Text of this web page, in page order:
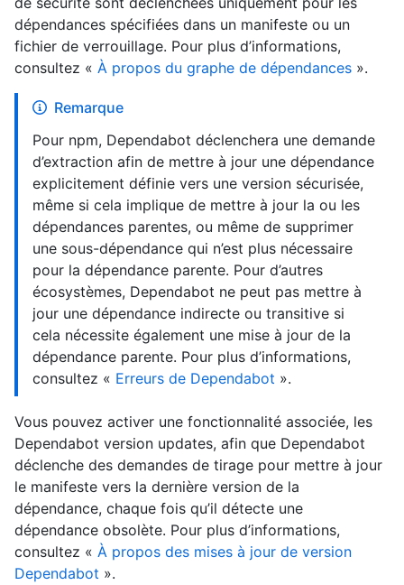
dépendances spécifiées dans un manifeste ou un
fichier de verrouillage. Pour plus d’informations,
consultez « À propos du graphe de dépendances ».
Remarque
Pour npm, Dependabot déclenchera une demande
d’extraction afin de mettre à jour une dépendance
explicitement définie vers une version sécurisée,
même si cela implique de mettre à jour la ou les
dépendances parentes, ou même de supprimer
une sous-dépendance qui n’est plus nécessaire
pour la dépendance parente. Pour d’autres
écosystèmes, Dependabot ne peut pas mettre à
jour une dépendance indirecte ou transitive si
cela nécessite également une mise à jour de la
dépendance parente. Pour plus d’informations,
consultez « Erreurs de Dependabot ».
Vous pouvez activer une fonctionnalité associée, les
Dependabot version updates, afin que Dependabot
déclenche des demandes de tirage pour mettre à jour
le manifeste vers la dernière version de la
dépendance, chaque fois qu’il détecte une
dépendance obsolète. Pour plus d’informations,
consultez « À propos des mises à jour de version
Dependabot ».